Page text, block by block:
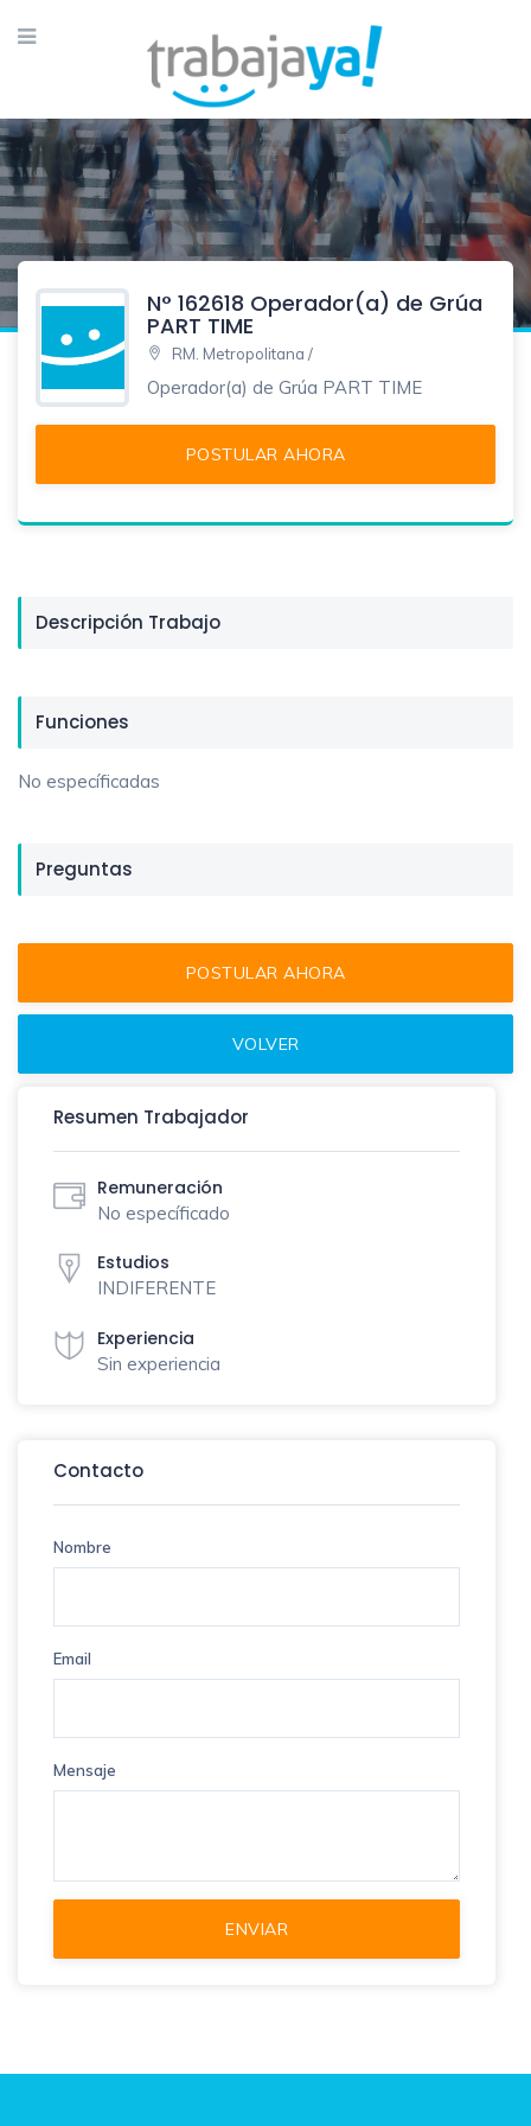
N° 162618 Operador(a) de Grúa
PART TIME
RM. Metropolitana /
Operador(a) de Grúa PART TIME
Descripción Trabajo
Funciones
No específicadas
Preguntas
Resumen Trabajador
Remuneración
No específicado
Estudios
INDIFERENTE
Experiencia
Sin experiencia
Contacto
Nombre
Email
Mensaje